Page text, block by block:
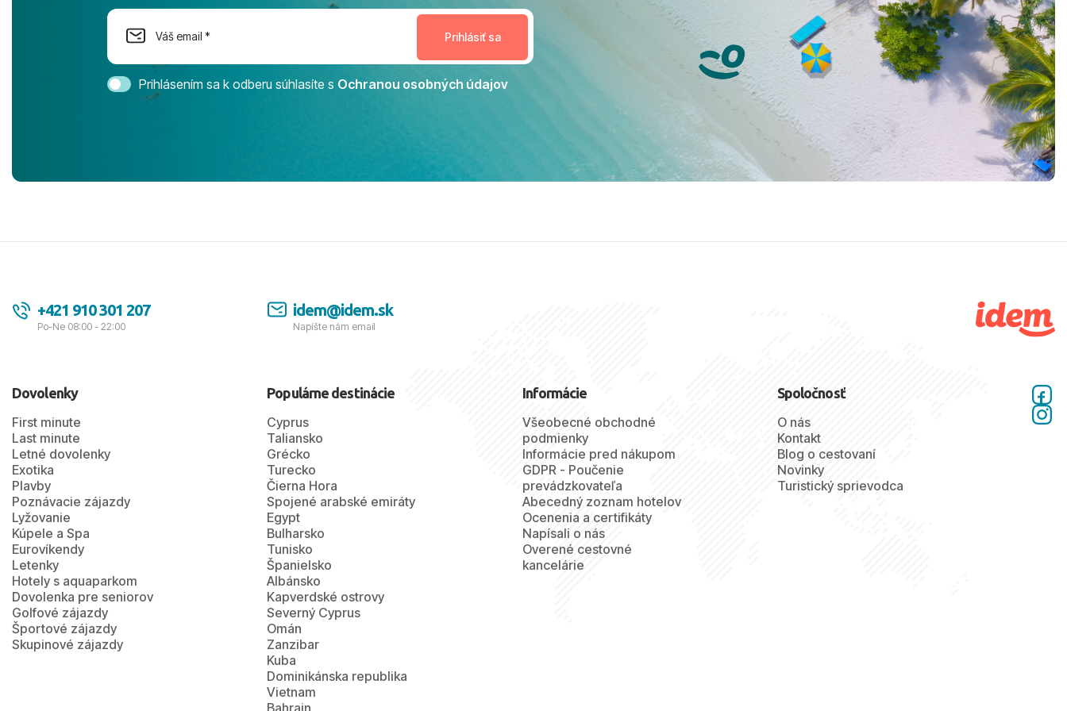
dostatok priestoru na dokonalý relax. ​
Magic Life Jacaranda môžeme s čistým
svedomím odporučiť každému, kto hľadá
bezstarostnú dovolenku na vysokej
úrovni. Všetko bolo zabezpečené na
tešíme, kam s nami vyrazíte nabudúce!
Ďakujeme za skvelé spomienky. ​S
pozdravom a prianím mnohých ďalších
Prihlásením sa k odberu súhlasíte s Ochranou osobných údajov
+421 910 301 207
Po-Ne 08:00 - 22:00
idem@idem.sk
Napíšte nám email
Dovolenky
First minute
Last minute
Letné dovolenky
Exotika
Plavby
Poznávacie zájazdy
Lyžovanie
Kúpele a Spa
Eurovíkendy
Letenky
Hotely s aquaparkom
Dovolenka pre seniorov
Golfové zájazdy
Športové zájazdy
Skupinové zájazdy
Populárne destinácie
Cyprus
Taliansko
Grécko
Turecko
Čierna Hora
Spojené arabské emiráty
Egypt
Bulharsko
Tunisko
Španielsko
Albánsko
Kapverdské ostrovy
Severný Cyprus
Omán
Zanzibar
Kuba
Dominikánska republika
Vietnam
Informácie
Všeobecné obchodné
podmienky
Informácie pred nákupom
GDPR - Poučenie
prevádzkovateľa
Abecedný zoznam hotelov
Ocenenia a certifikáty
Napísali o nás
Overené cestovné
kancelárie
Spoločnosť
O nás
Kontakt
Blog o cestovaní
Novinky
Turistický sprievodca